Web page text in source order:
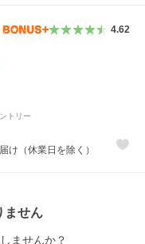
4.62
トリー
け（休業日を除く）
ません
ませんか？